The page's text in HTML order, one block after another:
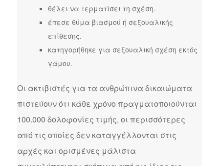
θέλει να τερματίσει τη σχέση.
έπεσε θύμα βιασμού ή σεξουαλικής
επίθεσης.
κατηγορήθηκε για σεξουαλική σχέση εκτός
γάμου.
Οι ακτιβιστές για τα ανθρώπινα δικαιώματα
πιστεύουν ότι κάθε χρόνο πραγματοποιούνται
100.000 δολοφονίες τιμής, οι περισσότερες
από τις οποίες δεν καταγγέλλονται στις
αρχές και ορισμένες μάλιστα